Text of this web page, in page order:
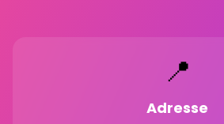
📍
Adresse